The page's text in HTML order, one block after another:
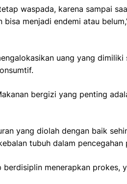
waspada, karena sampai
menjadi endemi atau
uang yang
bergizi yang penting
yang diolah dengan baik
tubuh dalam
menerapkan prokes,